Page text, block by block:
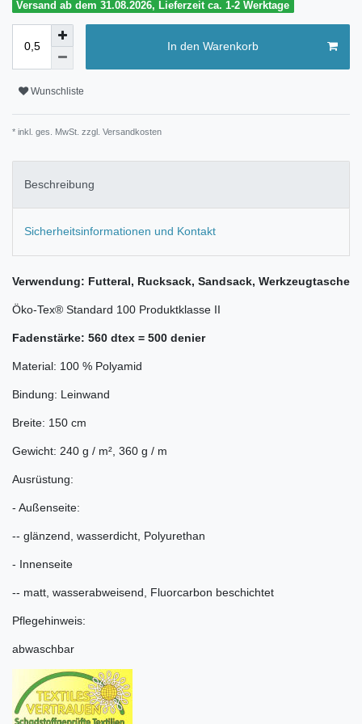
Versand ab dem 31.08.2026, Lieferzeit ca. 1-2 Werktage
In den Warenkorb
Wunschliste
* inkl. ges. MwSt. zzgl. Versandkosten
Beschreibung
Sicherheitsinformationen und Kontakt
Verwendung: Futteral, Rucksack, Sandsack, Werkzeugtasche
Öko-Tex® Standard 100 Produktklasse II
Fadenstärke: 560 dtex = 500 denier
Material: 100 % Polyamid
Bindung: Leinwand
Breite: 150 cm
Gewicht: 240 g / m², 360 g / m
Ausrüstung:
- Außenseite:
-- glänzend, wasserdicht, Polyurethan
- Innenseite
-- matt, wasserabweisend, Fluorcarbon beschichtet
Pflegehinweis:
abwaschbar